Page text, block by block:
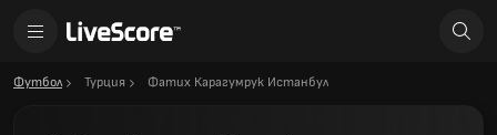
Футбол Турция Фатих Карагумрук Истанбул